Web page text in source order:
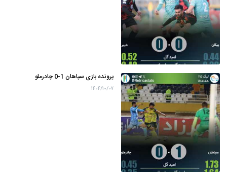
پرونده بازی سپاهان 1-0 چادرملو
۱۴۰۴/۱۰/۰۷